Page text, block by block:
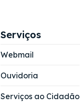
Serviços
Webmail
Ouvidoria
Serviços ao Cidadão